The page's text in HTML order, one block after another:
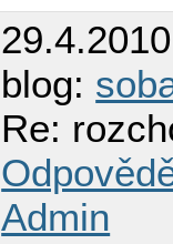
blog:
Re:
Admin